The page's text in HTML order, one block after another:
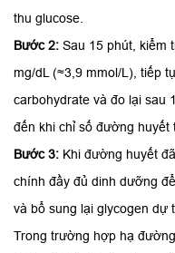
thu glucose.
Bước 2: Sau 15 phút, kiểm
mg/dL (≈3,9 mmol/L), tiếp
carbohydrate và đo lại sau
đến khi chỉ số đường huyết
Bước 3: Khi đường huyết
chính đầy đủ dinh dưỡng
và bổ sung lại glycogen dự
Trong trường hợp hạ